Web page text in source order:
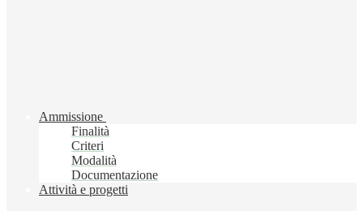
Ammissione
Finalità
Criteri
Modalità
Documentazione
Attività e progetti